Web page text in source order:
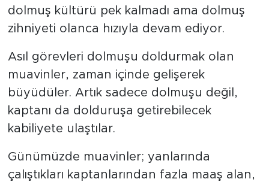
dolmuş kültürü pek kalmadı ama dolmuş
zihniyeti olanca hızıyla devam ediyor.
Asıl görevleri dolmuşu doldurmak olan
muavinler, zaman içinde gelişerek
büyüdüler. Artık sadece dolmuşu değil,
kaptanı da dolduruşa getirebilecek
kabiliyete ulaştılar.
Günümüzde muavinler; yanlarında
çalıştıkları kaptanlarından fazla maaş alan,